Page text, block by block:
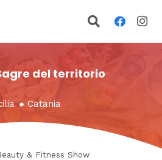
del territorio
● Catania
& Fitness Show